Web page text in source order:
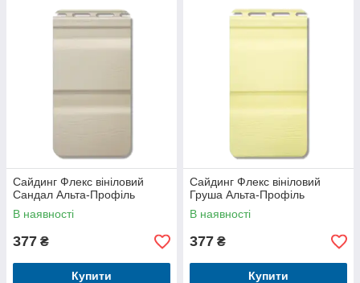
Сайдинг Флекс вініловий
Сандал Альта-Профіль
В наявності
377 ₴
Купити
Сайдинг Флекс вініловий
Груша Альта-Профіль
В наявності
377 ₴
Купити